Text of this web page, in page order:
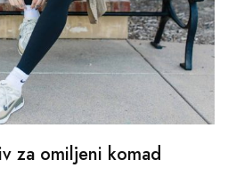
za omiljeni komad